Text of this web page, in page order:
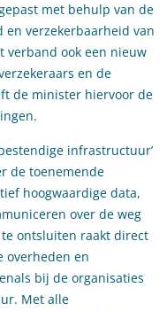
met behulp van de
en verzekerbaarheid van
verband ook een nieuw
en de
de minister hiervoor de
infrastructuur’
de toenemende
hoogwaardige data,
over de weg
te ontsluiten raakt direct
overheden en
bij de organisaties
Met alle